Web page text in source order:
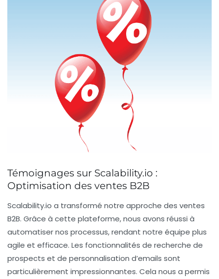
Témoignages sur Scalability.io :
Optimisation des ventes B2B
Scalability.io a transformé notre approche des ventes
B2B. Grâce à cette plateforme, nous avons réussi à
automatisernos processus, rendant notre équipe plus
agile et efficace. Les fonctionnalités de recherche de
prospects et de personnalisation d’emails sont
particulièrement impressionnantes. Cela nous a permis